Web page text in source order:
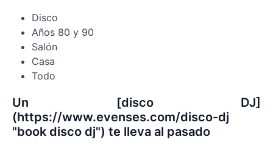
Disco
Años 80 y 90
Salón
Casa
Todo
Un [disco DJ]
(https://www.evenses.com/disco-dj
"book disco dj") te lleva al pasado